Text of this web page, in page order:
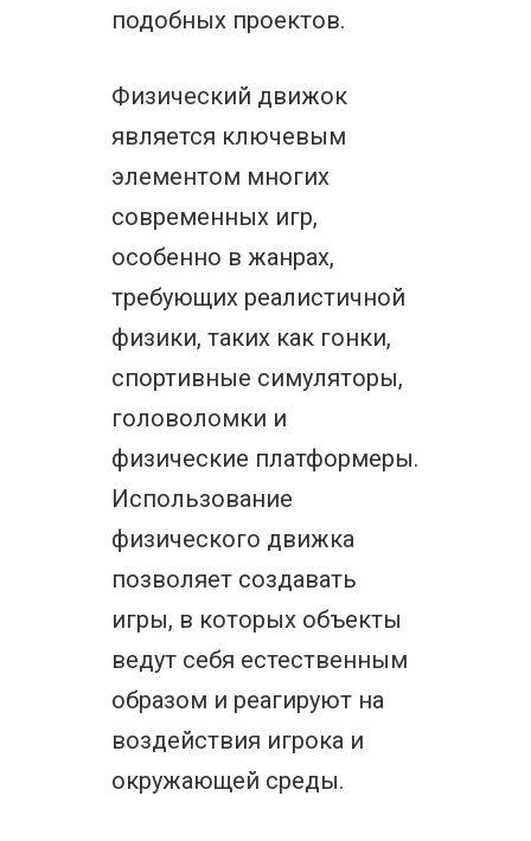
подобных проектов.
Физический движок
является ключевым
элементом многих
современных игр,
особенно в жанрах,
требующих реалистичной
физики, таких как гонки,
спортивные симуляторы,
головоломки и
физические платформеры.
Использование
физического движка
позволяет создавать
игры, в которых объекты
ведут себя естественным
образом и реагируют на
воздействия игрока и
окружающей среды.